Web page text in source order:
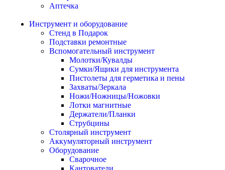
Аптечка
Инструмент и оборудование
Стенд в Подарок
Подставки ремонтные
Вспомогательный инструмент
Молотки/Кувалды
Сумки/Ящики для инструмента
Пистолеты для герметика и пены
Захваты/Зеркала
Ножи/Ножницы/Ножовки
Лотки магнитные
Держатели/Планки
Струбцины
Столярный инструмент
Аккумуляторный инструмент
Оборудование
Сварочное
Кантователи